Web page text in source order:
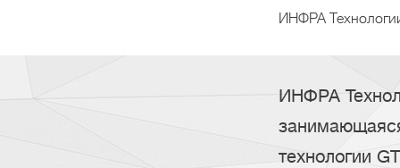
ИНФРА
ИНФРА
технологии